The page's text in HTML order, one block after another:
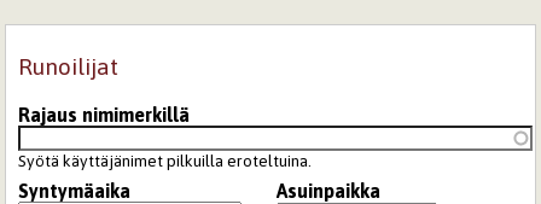
Runoilijat
Rajaus nimimerkillä
Syötä käyttäjänimet pilkuilla eroteltuina.
Syntymäaika
Asuinpaikka